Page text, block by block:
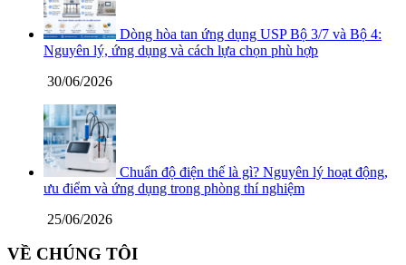
Dòng hòa tan ứng dụng USP Bộ 3/7 và Bộ 4:
Nguyên lý, ứng dụng và cách lựa chọn phù hợp
30/06/2026
Chuẩn độ điện thế là gì? Nguyên lý hoạt động,
ưu điểm và ứng dụng trong phòng thí nghiệm
25/06/2026
VỀ CHÚNG TÔI